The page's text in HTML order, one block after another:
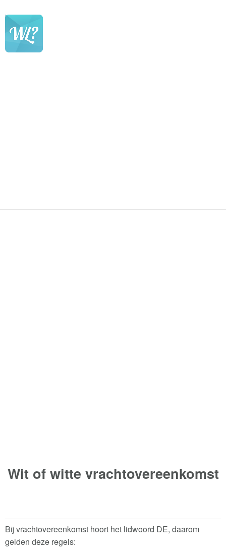
Wit of witte vrachtovereenkomst
Bij vrachtovereenkomst hoort het lidwoord DE, daarom
gelden deze regels: